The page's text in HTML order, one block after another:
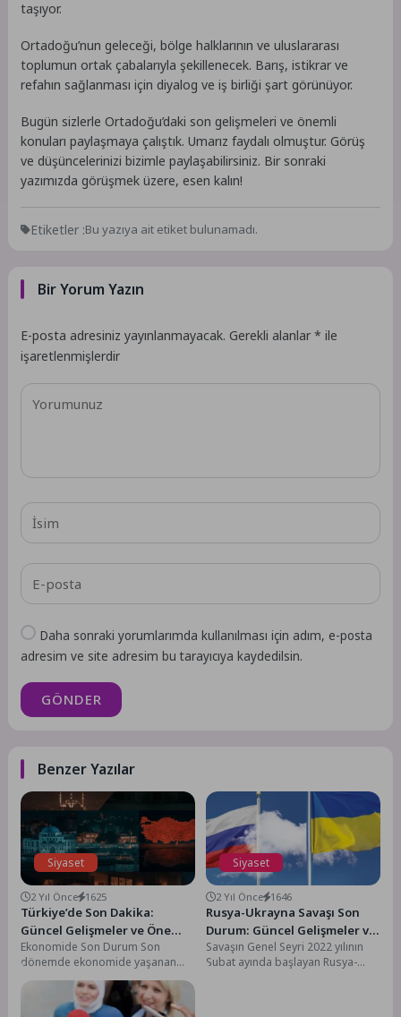
taşıyor.
Ortadoğu’nun geleceği, bölge halklarının ve uluslararası
toplumun ortak çabalarıyla şekillenecek. Barış, istikrar ve
refahın sağlanması için diyalog ve iş birliği şart görünüyor.
Bugün sizlerle Ortadoğu’daki son gelişmeleri ve önemli
konuları paylaşmaya çalıştık. Umarız faydalı olmuştur. Görüş
ve düşüncelerinizi bizimle paylaşabilirsiniz. Bir sonraki
yazımızda görüşmek üzere, esen kalın!
Etiketler :Bu yazıya ait etiket bulunamadı.
Bir Yorum Yazın
E-posta adresiniz yayınlanmayacak. Gerekli alanlar* ile
işaretlenmişlerdir
Daha sonraki yorumlarımda kullanılması için adım, e-posta
adresim ve site adresim bu tarayıcıya kaydedilsin.
GÖNDER
Benzer Yazılar
Siyaset
2 Yıl Önce 1625
Türkiye’de Son Dakika:
Güncel Gelişmeler ve Öne
Çıkan Haberler
Ekonomide Son Durum Son
dönemde ekonomide yaşanan
dalgalanmalar herkesin
gündeminde. Döviz kurlarındaki
hareketlilik, enflasyon oranları...
Siyaset
2 Yıl Önce 1646
Rusya-Ukrayna Savaşı Son
Durum: Güncel Gelişmeler ve
Analizler
Savaşın Genel Seyri 2022 yılının
Şubat ayında başlayan Rusya-